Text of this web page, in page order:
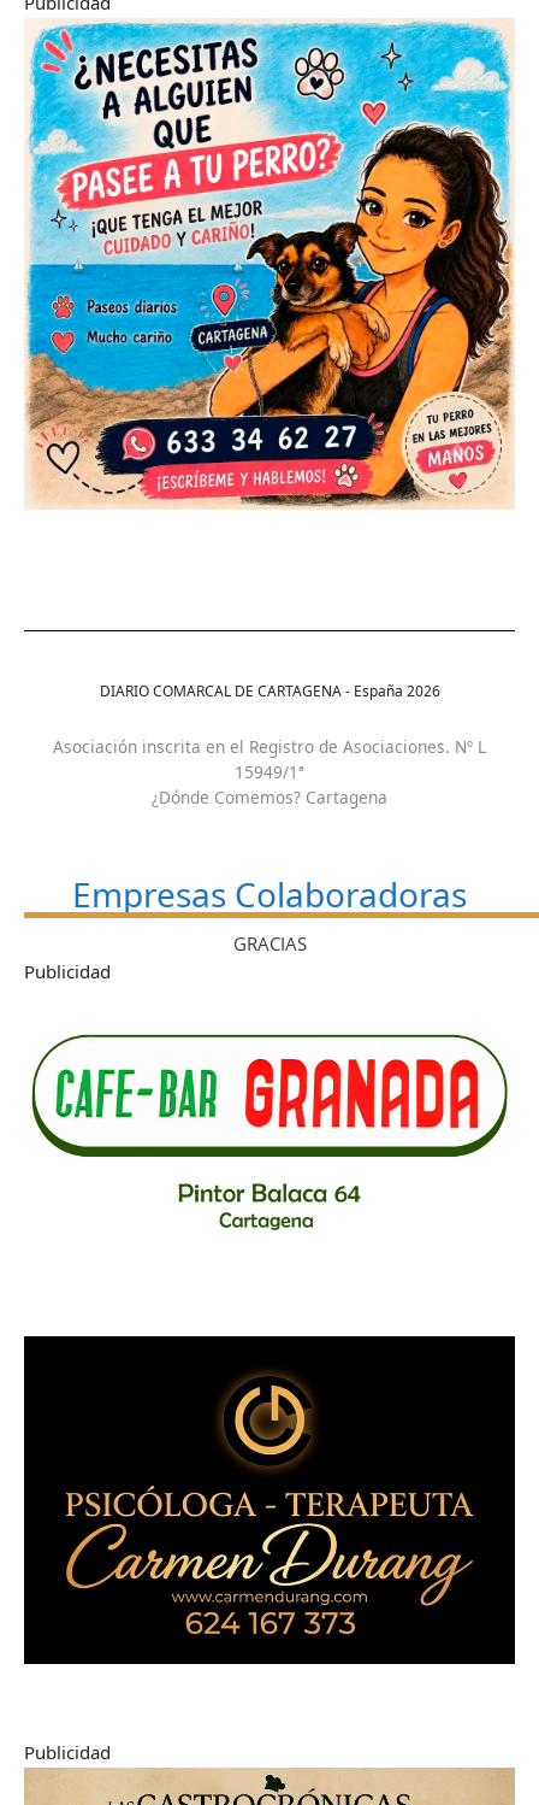
DIARIO COMARCAL DE CARTAGENA - España 2026
Asociación inscrita en el Registro de Asociaciones. Nº L
15949/1ª
¿Dónde Comemos? Cartagena
Empresas Colaboradoras
GRACIAS
Publicidad
Publicidad